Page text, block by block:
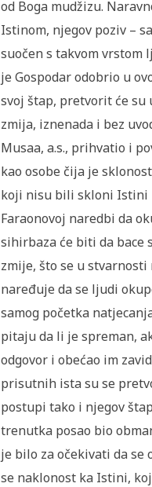
od Boga mudžizu.
Istinom, njegov poziv –
suočen s takvom
je Gospodar odobrio u
svoj štap, pretvorit će su
zmija, iznenada i bez
Musaa, a.s., prihvatio i
kao osobe čija je
koji nisu bili skloni Istini
Faraonovoj naredbi da
sihirbaza će biti da bace
zmije, što se u
naređuje da se ljudi
samog početka
pitaju da li je spreman,
odgovor i obećao im
prisutnih ista su se
postupi tako i njegov
trenutka posao bio
je bilo za očekivati da se
se naklonost ka Istini,